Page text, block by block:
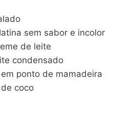
sem sabor e incolor
de leite
condensado
ponto de mamadeira
coco